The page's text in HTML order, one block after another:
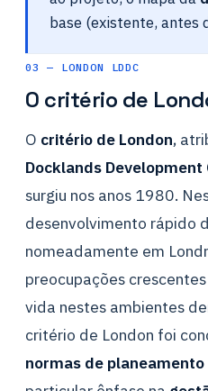
base (existente, antes
03 — LONDON LDDC
O critério de
O critério de London,
Docklands Development
surgiu nos anos 1980.
desenvolvimento rápido
nomeadamente em
preocupações
vida nestes ambientes
critério de London foi
normas de